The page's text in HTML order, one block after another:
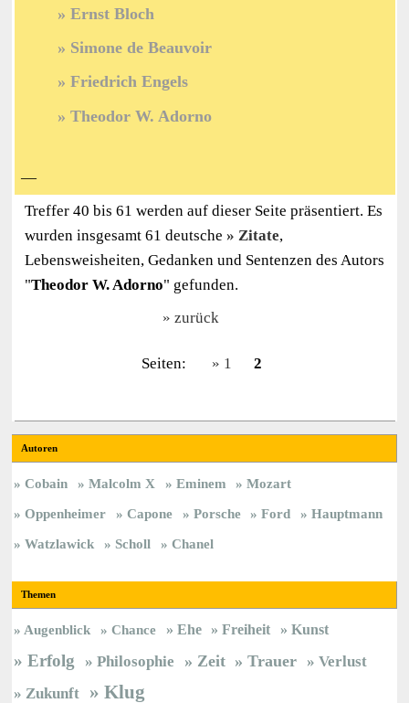
Ernst Bloch
Simone de Beauvoir
Friedrich Engels
Theodor W. Adorno
—
Treffer 40 bis 61 werden auf dieser Seite präsentiert. Es
wurden insgesamt 61 deutsche
Zitate,
Lebensweisheiten, Gedanken und Sentenzen des Autors
"Theodor W. Adorno" gefunden.
zurück
Seiten: 1 2
Autoren
Cobain Malcolm X Eminem
Mozart
Oppenheimer
Capone Porsche Ford
Hauptmann
Watzlawick
Scholl Chanel
Themen
Augenblick Chance Ehe Freiheit Kunst
Erfolg Philosophie Zeit Trauer
Verlust
Zukunft
Klug